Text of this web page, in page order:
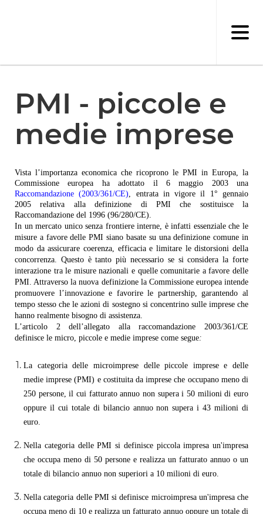
PMI - piccole e
medie imprese
Vista l’importanza economica che ricoprono le PMI in Europa, la
Commissione europea ha adottato il 6 maggio 2003 una
Raccomandazione (2003/361/CE), entrata in vigore il 1° gennaio
2005 relativa alla definizione di PMI che sostituisce la
Raccomandazione del 1996 (96/280/CE).
In un mercato unico senza frontiere interne, è infatti essenziale che le
misure a favore delle PMI siano basate su una definizione comune in
modo da assicurare coerenza, efficacia e limitare le distorsioni della
concorrenza. Questo è tanto più necessario se si considera la forte
interazione tra le misure nazionali e quelle comunitarie a favore delle
PMI. Attraverso la nuova definizione la Commissione europea intende
promuovere l’innovazione e favorire le partnership, garantendo al
tempo stesso che le azioni di sostegno si concentrino sulle imprese che
hanno realmente bisogno di assistenza.
L’articolo 2 dell’allegato alla raccomandazione 2003/361/CE
definisce le micro, piccole e medie imprese come segue:
La categoria delle microimprese delle piccole imprese e delle
medie imprese (PMI) e costituita da imprese che occupano meno di
250 persone, il cui fatturato annuo non supera i 50 milioni di euro
oppure il cui totale di bilancio annuo non supera i 43 milioni di
euro.
Nella categoria delle PMI si definisce piccola impresa un'impresa
che occupa meno di 50 persone e realizza un fatturato annuo o un
totale di bilancio annuo non superiori a 10 milioni di euro.
Nella categoria delle PMI si definisce microimpresa un'impresa che
occupa meno di 10 e realizza un fatturato annuo oppure un totale di